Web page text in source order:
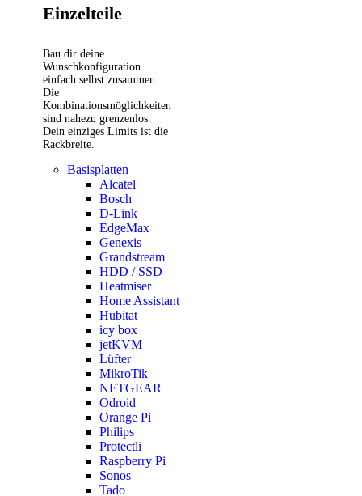
Einzelteile
Bau dir deine
Wunschkonfiguration
einfach selbst zusammen.
Die
Kombinationsmöglichkeiten
sind nahezu grenzenlos.
Dein einziges Limits ist die
Rackbreite.
Basisplatten
Alcatel
Bosch
D-Link
EdgeMax
Genexis
Grandstream
HDD / SSD
Heatmiser
Home Assistant
Hubitat
icy box
jetKVM
Lüfter
MikroTik
NETGEAR
Odroid
Orange Pi
Philips
Protectli
Raspberry Pi
Sonos
Tado